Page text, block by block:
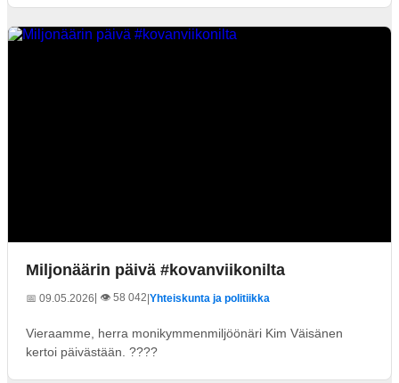
Miljonäärin päivä #kovanviikonilta
📅 09.05.2026| 👁️ 58 042 Yhteiskunta ja politiikka
Vieraamme, herra monikymmenmiljöönäri Kim Väisänen
kertoi päivästään. ????